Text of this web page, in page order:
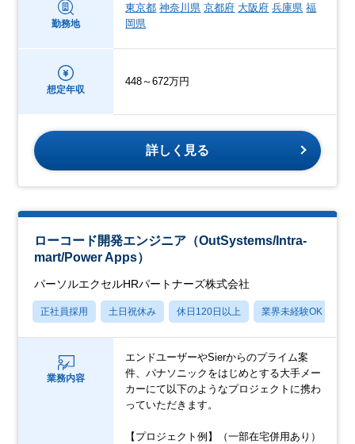
勤務地
東京都 神奈川県 京都府 大阪府 兵庫県 福
岡県
想定年収
448～672万円
詳しく見る
ローコード開発エンジニア（OutSystems/Intra-
mart/Power Apps）
パーソルエクセルHRパートナーズ株式会社
正社員採用 土日祝休み 休日120日以上 業界未経験OK
業務内容
エンドユーザーやSierからのプライム案
件、パナソニックをはじめとする大手メー
カーにて以下のようなプロジェクトに携わ
っていただきます。
【プロジェクト例】（一部在宅併用あり）